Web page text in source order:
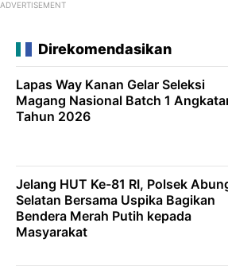
ADVERTISEMENT
Direkomendasikan
Lapas Way Kanan Gelar Seleksi
Magang Nasional Batch 1
Tahun 2026
Jelang HUT Ke-81 RI, Polsek
Selatan Bersama Uspika Bagikan
Bendera Merah Putih kepada
Masyarakat